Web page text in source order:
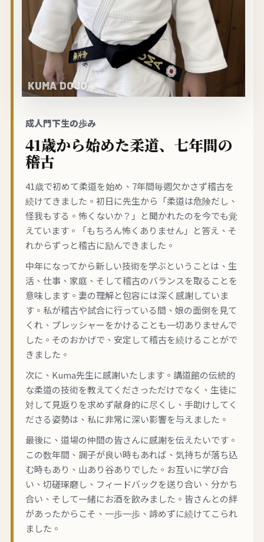
成人門下生の歩み
41歳から始めた柔道、七年間の
稽古
41歳で初めて柔道を始め、7年間毎週欠かさず稽古を
続けてきました。初日に先生から「柔道は危険だし、
怪我もする。怖くないか？」と聞かれたのを今でも覚
えています。「もちろん怖くありません」と答え、そ
れからずっと稽古に励んできました。
中年になってから新しい技術を学ぶということは、生
活、仕事、家庭、そして稽古のバランスを取ることを
意味します。妻の理解と包容には深く感謝していま
す。私が稽古や試合に行っている間、娘の面倒を見て
くれ、プレッシャーをかけることも一切ありませんで
した。そのおかげで、安定して稽古を続けることがで
きました。
次に、Kuma先生に感謝いたします。講道館の伝統的
な柔道の技術を教えてくださっただけでなく、生徒に
対して見返りを求めず献身的に尽くし、手助けしてく
ださる姿勢は、私に非常に深い影響を与えました。
最後に、道場の仲間の皆さんに感謝を伝えたいです。
この数年間、調子が良い時もあれば、気持ちが落ち込
む時もあり、山あり谷ありでした。お互いに学び合
い、切磋琢磨し、フィードバックを送り合い、分かち
合い、そして一緒にお酒を飲みました。皆さんとの絆
があったからこそ、一歩一歩、諦めずに続けてこられ
ました。